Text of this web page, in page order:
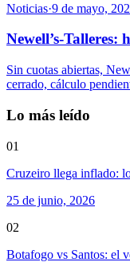
Noticias·9 de mayo,
Newell’s-Talleres:
Sin cuotas abiertas,
cerrado, cálculo
Lo más leído
01
Cruzeiro llega inflado:
25 de junio, 2026
02
Botafogo vs Santos: el